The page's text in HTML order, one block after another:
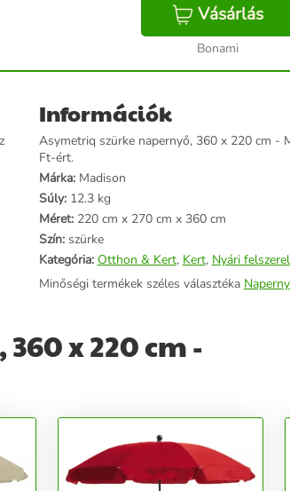
Vásárlás
Bonami
Információk
Asymetriq szürke napernyő, 360 x 220 cm -
Ft-ért.
Márka:Madison
Súly:12.3 kg
Méret:220 cm x 270 cm x 360 cm
Szín:szürke
Kategória: Otthon & Kert, Kert, Nyári
Minőségi termékek széles választéka
x 220 cm -